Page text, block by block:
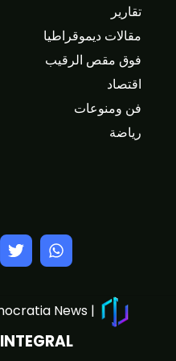
تقارير
مقالات ديموقراطيا
فوق مقص الرقيب
اقتصاد
فن ومنوعات
رياضة
INTEGRAL